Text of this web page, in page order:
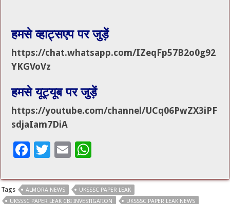
हमसे व्हाट्सएप पर जुड़ें
https://chat.whatsapp.com/IZeqFp57B2o0g92
YKGVoVz
हमसे यूट्यूब पर जुड़ें
https://youtube.com/channel/UCq06PwZX3iPF
sdjaIam7DiA
F
e
b
T
tt
er
E
ai
l
at
sA
Tags ALMORA NEWS
UKSSSC PAPER LEAK
UKSSSC PAPER LEAK CBI INVESTIGATION
UKSSSC PAPER LEAK NEWS